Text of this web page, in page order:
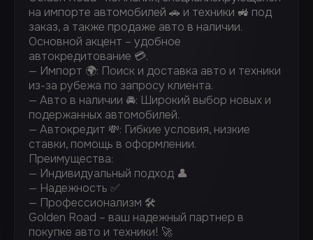
на импорте автомобилей 🚗 и техники 🚜 под
заказ, а также продаже авто в наличии.
Основной акцент – удобное
автокредитование 💳.
— Импорт 🌍: Поиск и доставка авто и техники
из-за рубежа по запросу клиента.
— Авто в наличии 🚘: Широкий выбор новых и
подержанных автомобилей.
— Автокредит 💸: Гибкие условия, низкие
ставки, помощь в оформлении.
Преимущества:
— Индивидуальный подход 👤
— Надежность ✅
— Профессионализм 🛠️
Golden Road – ваш надежный партнер в
покупке авто и техники! 🚀